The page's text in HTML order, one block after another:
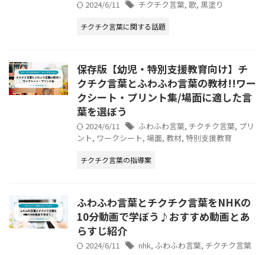
2024/6/11 チクチク言葉, 歌, 黒塗り
チクチク言葉に関する話題
保存版【幼児・特別支援教育向け】チ
クチク言葉とふわふわ言葉の教材!!ワー
クシート・プリント集/場面に適した言
葉を選ぼう
2024/6/11 ふわふわ言葉, チクチク言葉, プリ
ント, ワークシート, 場面, 教材, 特別支援教育
チクチク言葉の指導案
ふわふわ言葉とチクチク言葉をNHKの
10分動画で学ぼう♪おすすめ動画とあ
らすじ紹介
2024/6/11 nhk, ふわふわ言葉, チクチク言葉